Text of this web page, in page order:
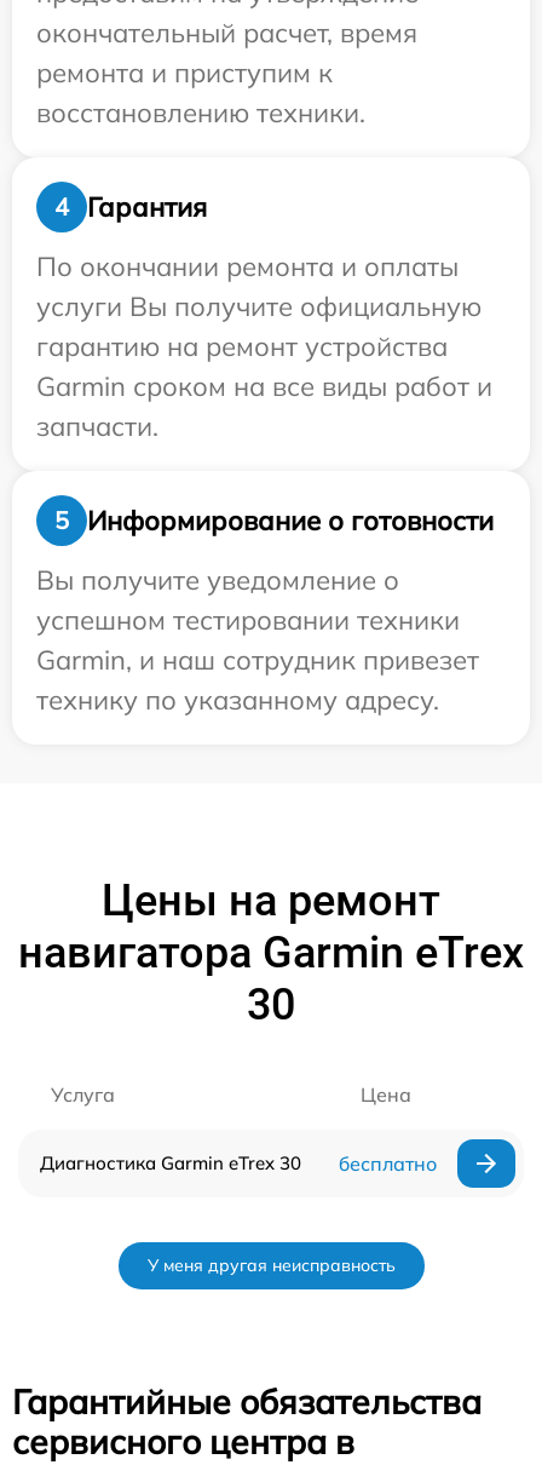
окончательный расчет, время
ремонта и приступим к
восстановлению техники.
4
Гарантия
По окончании ремонта и оплаты
услуги Вы получите официальную
гарантию на ремонт устройства
Garmin сроком на все виды работ и
запчасти.
5
Информирование о готовности
Вы получите уведомление о
успешном тестировании техники
Garmin, и наш сотрудник привезет
технику по указанному адресу.
Цены на ремонт
навигатора Garmin eTrex
30
Услуга Цена
Диагностика Garmin eTrex 30 бесплатно
У меня другая неисправность
Гарантийные обязательства
сервисного центра в